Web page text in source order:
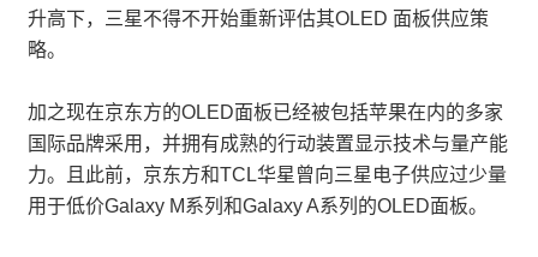
升高下，三星不得不开始重新评估其OLED 面板供应策
略。
加之现在京东方的OLED面板已经被包括苹果在内的多家
国际品牌采用，并拥有成熟的行动装置显示技术与量产能
力。且此前，京东方和TCL华星曾向三星电子供应过少量
用于低价Galaxy M系列和Galaxy A系列的OLED面板。